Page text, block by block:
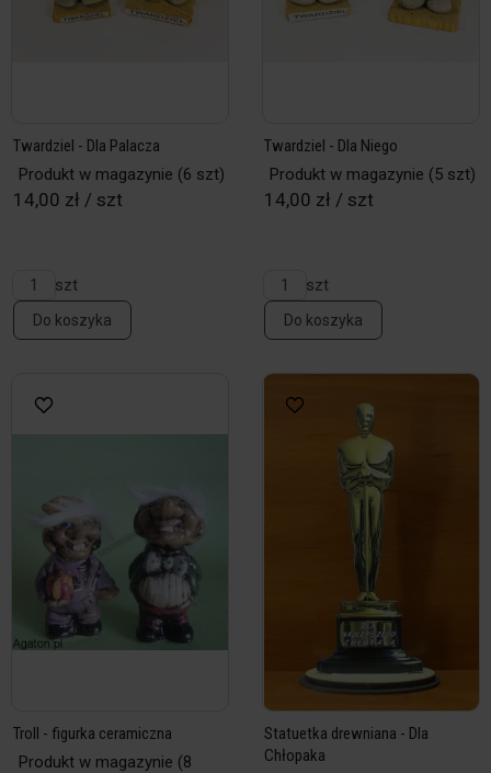
Twardziel - Dla Palacza
Produkt w magazynie (6 szt)
14,00 zł / szt
szt
Do koszyka
Twardziel - Dla Niego
Produkt w magazynie (5 szt)
14,00 zł / szt
szt
Do koszyka
Troll - figurka ceramiczna
Produkt w magazynie (8
Statuetka drewniana - Dla
Chłopaka